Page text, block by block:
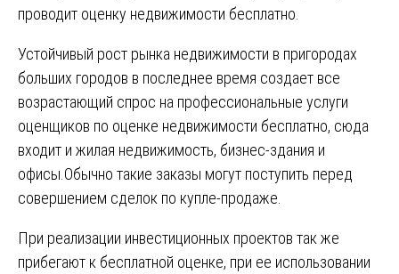
проводит оценку недвижимости бесплатно.
Устойчивый рост рынка недвижимости в пригородах
больших городов в последнее время создает все
возрастающий спрос на профессиональные услуги
оценщиков по оценке недвижимости бесплатно, сюда
входит и жилая недвижимость, бизнес-здания и
офисы.Обычно такие заказы могут поступить перед
совершением сделок по купле-продаже.
При реализации инвестиционных проектов так же
прибегают к бесплатной оценке, при ее использовании